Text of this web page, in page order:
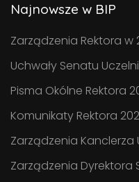
Najnowsze w BIP
Zarządzenia Rektora w
Uchwały Senatu
Pisma Okólne Rektora
Komunikaty Rektora
Zarządzenia Kanclerza
Zarządzenia Dyrektora